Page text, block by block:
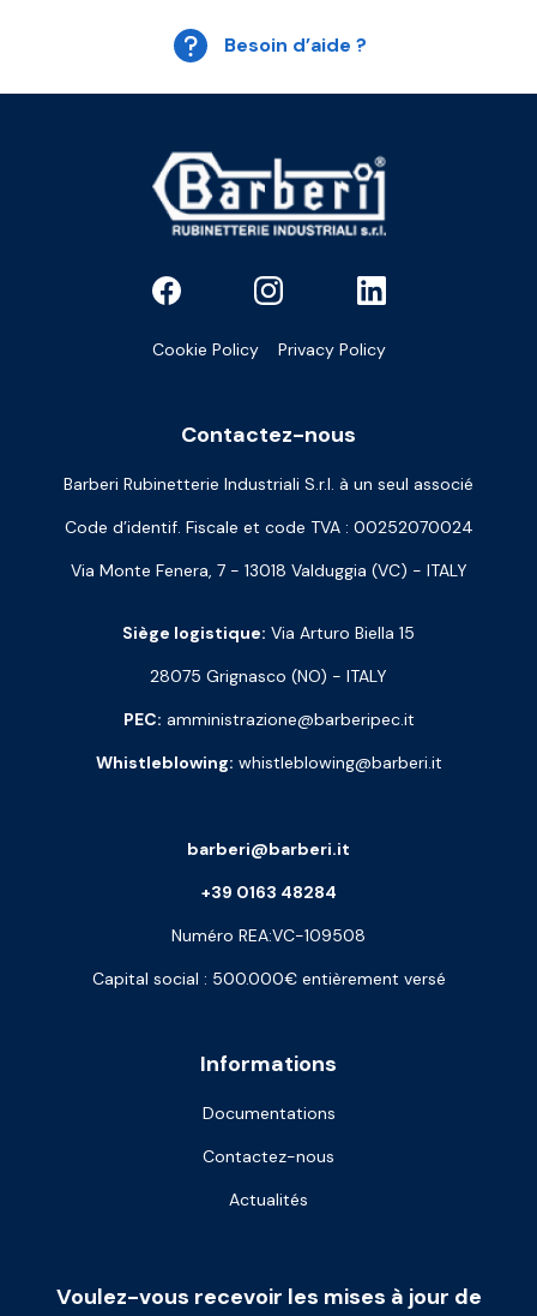
Besoin d’aide ?
Cookie Policy Privacy Policy
Contactez-nous
Barberi Rubinetterie Industriali S.r.l. à un seul associé
Code d’identif. Fiscale et code TVA : 00252070024
Via Monte Fenera, 7 - 13018 Valduggia (VC) - ITALY
Siège logistique: Via Arturo Biella 15
28075 Grignasco (NO) - ITALY
PEC: amministrazione@barberipec.it
Whistleblowing: whistleblowing@barberi.it
Informations
Documentations
Contactez-nous
Actualités
barberi@barberi.it
+39 0163 48284
Numéro REA:VC-109508
Capital social : 500.000€ entièrement versé
Voulez-vous recevoir les mises à jour de